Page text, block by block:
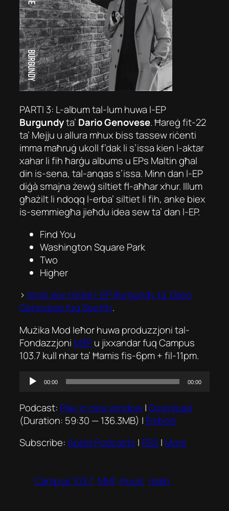
PARTI 3: L-album tal-lum huwa l-EP
Burgundyta’ Dario Genovese. Ħareġ fit-22
ta’ Mejju u allura mhux biss tassew riċenti
imma maħruġ ukoll f’dak li s’issa kien l-aktar
xahar li fih ħarġu albums u EPs Maltin għal
din is-sena, tal-anqas s’issa. Minn dan l-EP
diġà smajna żewġ siltiet fl-aħħar xhur. Illum
għażilt li ndoqq l-erba’ siltiet li fih, anke biex
is-semmiegħa jieħdu idea sew ta’ dan l-EP.
Find You
Washington Square Park
Two
Higher
> Isma’ jew niżżel l-EPBurgundyta’ Dario
Genovese fuq Spotify.
Mużika Mod Ieħor huwa produzzjoni tal-
Fondazzjoni M3Pu jixxandar fuq Campus
103.7 kull nhar ta’ Ħamis fis-6pm + fil-11pm.
Audio
00:00 00:00
Podcast: Play in new window| Download
(Duration: 59:30 — 136.3MB) | Embed
Subscribe:Apple Podcasts | RSS| More
Campus 103.7 MMI music radio